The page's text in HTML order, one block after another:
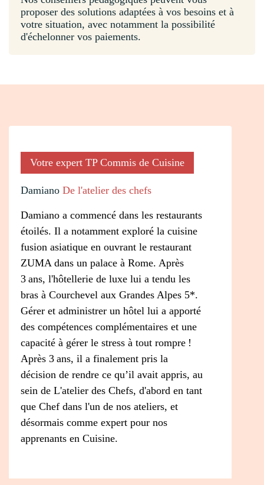
proposer des solutions adaptées à vos besoins et à
votre situation, avec notamment la possibilité
d'échelonner vos paiements.
Votre expert TP Commis de Cuisine
Damiano De l'atelier des chefs
Damiano a commencé dans les restaurants
étoilés. Il a notamment exploré la cuisine
fusion asiatique en ouvrant le restaurant
ZUMA dans un palace à Rome. Après
3 ans, l'hôtellerie de luxe lui a tendu les
bras à Courchevel aux Grandes Alpes 5*.
Gérer et administrer un hôtel lui a apporté
des compétences complémentaires et une
capacité à gérer le stress à tout rompre !
Après 3 ans, il a finalement pris la
décision de rendre ce qu’il avait appris, au
sein de L'atelier des Chefs, d'abord en tant
que Chef dans l'un de nos ateliers, et
désormais comme expert pour nos
apprenants en Cuisine.